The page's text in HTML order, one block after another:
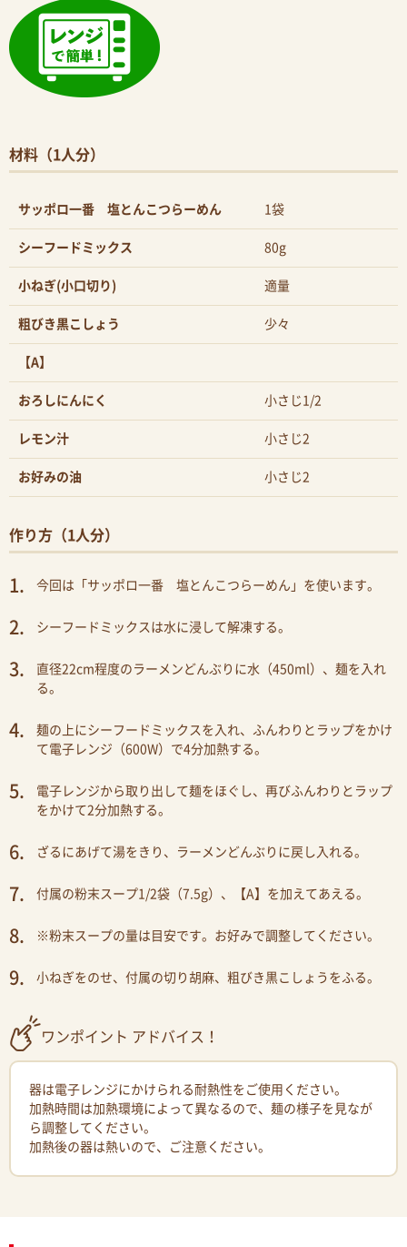
材料（1人分）
サッポロ一番 塩とんこつらーめん 1袋
シーフードミックス 80g
小ねぎ(小口切り) 適量
粗びき黒こしょう 少々
【A】
おろしにんにく 小さじ1/2
レモン汁 小さじ2
お好みの油 小さじ2
作り方（1人分）
今回は「サッポロ一番 塩とんこつらーめん」を使います。
シーフードミックスは水に浸して解凍する。
直径22cm程度のラーメンどんぶりに水（450ml）、麺を入れ
る。
麺の上にシーフードミックスを入れ、ふんわりとラップをかけ
て電子レンジ（600W）で4分加熱する。
電子レンジから取り出して麺をほぐし、再びふんわりとラップ
をかけて2分加熱する。
ざるにあげて湯をきり、ラーメンどんぶりに戻し入れる。
付属の粉末スープ1/2袋（7.5g）、【A】を加えてあえる。
※粉末スープの量は目安です。お好みで調整してください。
小ねぎをのせ、付属の切り胡麻、粗びき黒こしょうをふる。
ワンポイント アドバイス！
器は電子レンジにかけられる耐熱性をご使用ください。
加熱時間は加熱環境によって異なるので、麺の様子を見なが
ら調整してください。
加熱後の器は熱いので、ご注意ください。